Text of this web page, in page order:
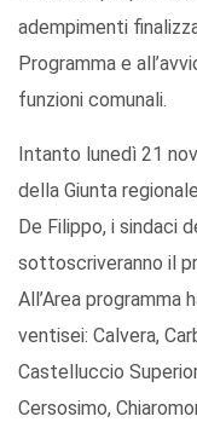
adempimenti
Programma e
funzioni comunali.
Intanto lunedì 21
della Giunta
De Filippo, i sindaci
sottoscriveranno il
All’Area programma
ventisei: Calvera,
Castelluccio
Cersosimo,